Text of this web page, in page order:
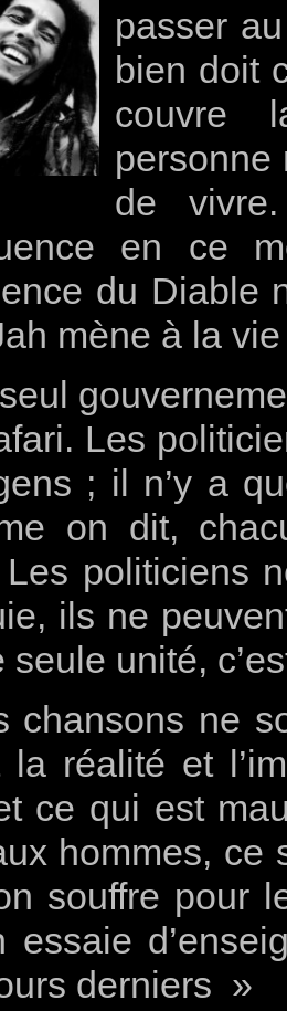
passer
bien doit
couvre
personne
de
en ce
du Diable
mène à la
Les
; il n’y a
on dit,
politiciens
ils ne
seule unité,
chansons ne
la réalité et
ce qui est
hommes, ce
souffre pour
essaie
derniers »